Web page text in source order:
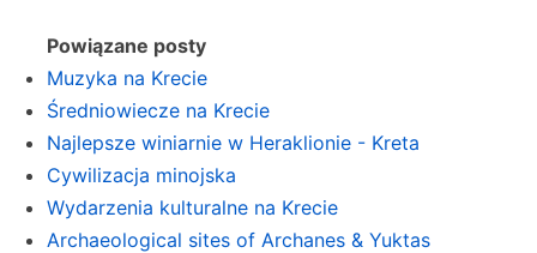
Powiązane posty
Muzyka na Krecie
Średniowiecze na Krecie
Najlepsze winiarnie w Heraklionie - Kreta
Cywilizacja minojska
Wydarzenia kulturalne na Krecie
Archaeological sites of Archanes & Yuktas